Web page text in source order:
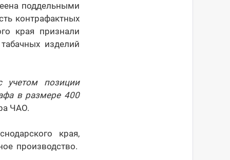
поддельными
контрафактных
края признали
изделий
позиции
в размере 400
ЧАО.
края,
производство.